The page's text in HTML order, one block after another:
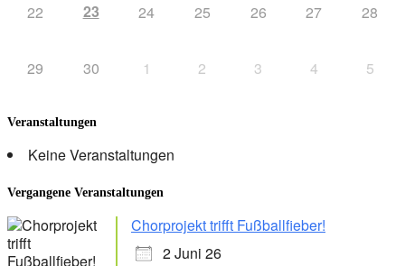
22 23 24 25 26 27 28
29 30 1 2 3 4 5
Veranstaltungen
Keine Veranstaltungen
Vergangene Veranstaltungen
Chorprojekt trifft Fußballfieber!
2 Juni 26